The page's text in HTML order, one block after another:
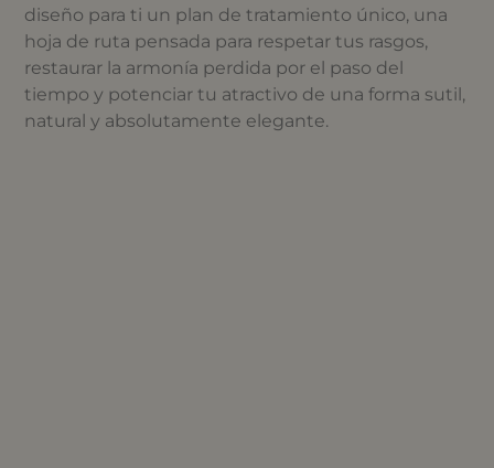
diseño para ti un plan de tratamiento único, una
hoja de ruta pensada para respetar tus rasgos,
restaurar la armonía perdida por el paso del
tiempo y potenciar tu atractivo de una forma sutil,
natural y absolutamente elegante.